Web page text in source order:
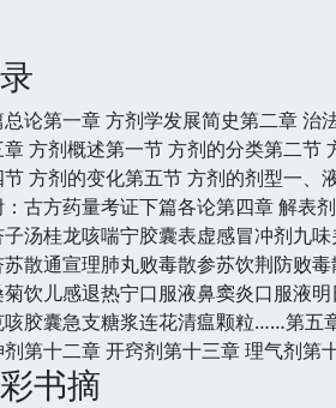
论第一章 方剂学发展简史第二章 治
方剂概述第一节 方剂的分类第二节
方剂的变化第五节 方剂的剂型一、
古方药量考证下篇各论第四章 解表
汤桂龙咳喘宁胶囊表虚感冒冲剂九
苏散通宣理肺丸败毒散参苏饮荆防败
菊饮儿感退热宁口服液鼻窦炎口服液
胶囊急支糖浆连花清瘟颗粒……第五
第十二章 开窍剂第十三章 理气剂第
书摘